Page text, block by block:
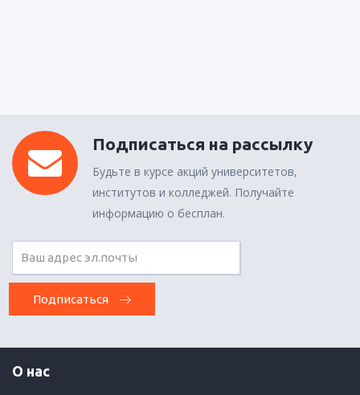
Подписаться на рассылку
Будьте в курсе акций университетов,
институтов и колледжей. Получайте
информацию о бесплан.
Подписаться
О нас